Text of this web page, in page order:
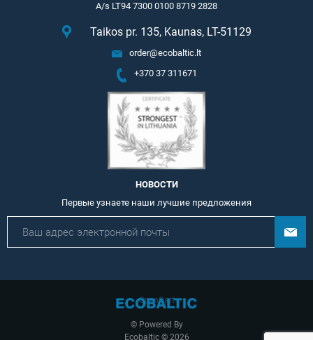
A/s LT94 7300 0100 8719 2828
Taikos pr. 135, Kaunas, LT-51129
order@ecobaltic.lt
+370 37 311671
НОВОСТИ
Первые узнаете наши лучшие предложения
© Powered By
OpenCart
Ecobaltic © 2026